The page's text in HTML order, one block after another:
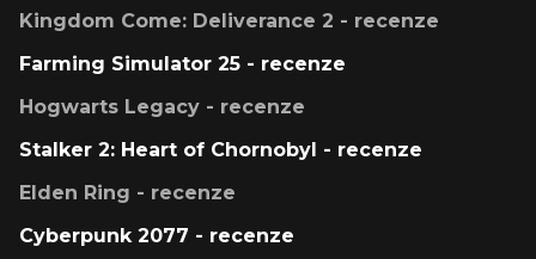
Kingdom Come: Deliverance 2 - recenze
Farming Simulator 25 - recenze
Hogwarts Legacy - recenze
Stalker 2: Heart of Chornobyl - recenze
Elden Ring - recenze
Cyberpunk 2077 - recenze